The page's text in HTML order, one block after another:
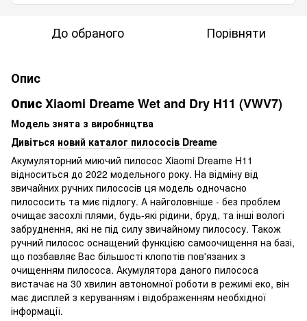
До обраного Порівняти
Опис
Опис Xiaomi Dreame Wet and Dry H11 (VWV7)
Модель знята з виробництва
Дивіться новий каталог пилососів Dreame
Акумуляторний миючий пилосос Xiaomi Dreame H11
відноситься до 2022 модельного року. На відміну від
звичайних ручних пилососів ця модель одночасно
пилососить та миє підлогу. А найголовніше - без проблем
очищає засохлі плями, будь-які рідини, бруд, та інші вологі
забруднення, які не під силу звичайному пилососу. Також
ручний пилосос оснащений функцією самоочищення на базі,
що позбавляє Вас більшості клопотів пов'язаних з
очищенням пилососа. Акумулятора даного пилососа
вистачає на 30 хвилин автономної роботи в режимі еко, він
має дисплей з керуванням і відображенням необхідної
інформації.